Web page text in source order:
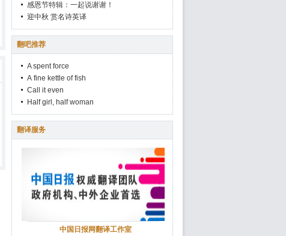
感恩节特辑：一起说谢谢！
迎中秋 赏名诗英译
翻吧推荐
A spent force
A fine kettle of fish
Call it even
Half girl, half woman
翻译服务
中国日报网翻译工作室